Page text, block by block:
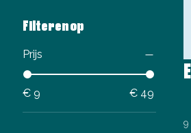
Filteren op
Prijs
€ 9 € 49
9